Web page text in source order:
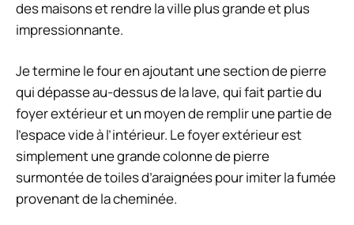
des maisons et rendre la ville plus grande et plus
impressionnante.
Je termine le four en ajoutant une section de pierre
qui dépasse au-dessus de la lave, qui fait partie du
foyer extérieur et un moyen de remplir une partie de
l’espace vide à l’intérieur. Le foyer extérieur est
simplement une grande colonne de pierre
surmontée de toiles d’araignées pour imiter la fumée
provenant de la cheminée.